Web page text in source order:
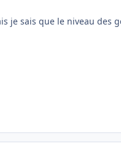
je sais que le niveau des